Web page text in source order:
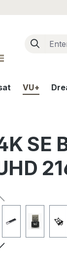
VU+
SE